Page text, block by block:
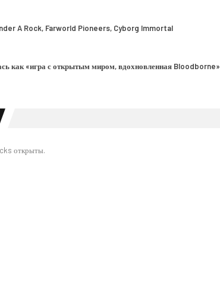
A Rock, Farworld Pioneers, Cyborg Immortal
как «игра с открытым миром, вдохновленная Bloodborne»
открыты.